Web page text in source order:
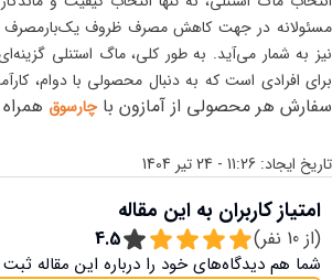
مسئولانه در جهت کاهش مصرف ظروف
نیز به شمار می‌آید. به طور کلی، ماگ استنلی
برای افرادی است که به دنبال محصولی با دوام،
سفارش هر محصولی از آمازون با چارسوق
تاریخ ایجاد: 11:26 - 24 تیر 1404
امتیاز کاربران به این مقاله
(از 10 نفر) 4.5
شما هم دیدگاه‌های خود را درباره این مقاله